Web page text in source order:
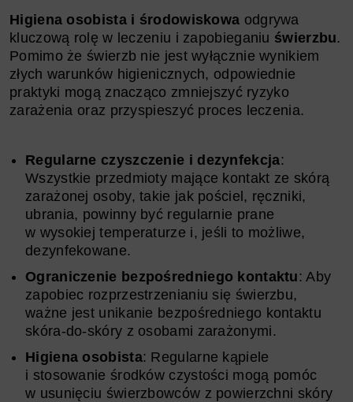
Higiena osobista i środowiskowa odgrywa
kluczową rolę w leczeniu i zapobieganiu świerzbu.
Pomimo że świerzb nie jest wyłącznie wynikiem
złych warunków higienicznych, odpowiednie
praktyki mogą znacząco zmniejszyć ryzyko
zarażenia oraz przyspieszyć proces leczenia.
Regularne czyszczenie i dezynfekcja:
Wszystkie przedmioty mające kontakt ze skórą
zarażonej osoby, takie jak pościel, ręczniki,
ubrania, powinny być regularnie prane
w wysokiej temperaturze i, jeśli to możliwe,
dezynfekowane.
Ograniczenie bezpośredniego kontaktu: Aby
zapobiec rozprzestrzenianiu się świerzbu,
ważne jest unikanie bezpośredniego kontaktu
skóra-do-skóry z osobami zarażonymi.
Higiena osobista: Regularne kąpiele
i stosowanie środków czystości mogą pomóc
w usunięciu świerzbowców z powierzchni skóry